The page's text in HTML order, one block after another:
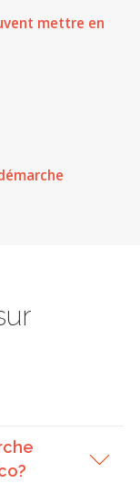
mettre en